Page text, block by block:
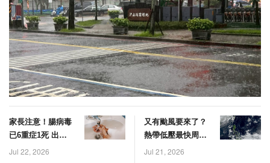
家長注意！腸病毒
已6重症1死 出現8
重症前兆快送醫
Jul 22, 2026
又有颱風要來了？
熱帶低壓最快周五
生成 2地率先變天
Jul 21, 2026